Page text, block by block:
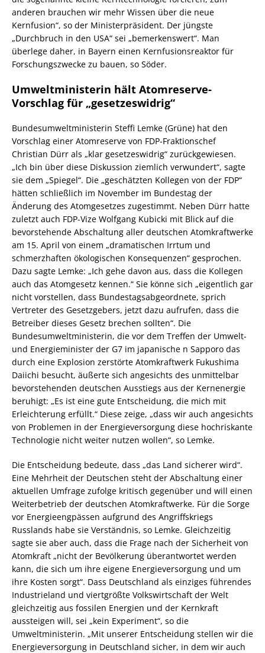
anderen brauchen wir mehr Wissen über die neue
Kernfusion“, so der Ministerpräsident. Der jüngste
„Durchbruch in den USA“ sei „bemerkenswert“. Man
überlege daher, in Bayern einen Kernfusionsreaktor für
Forschungszwecke zu bauen, so Söder.
Umweltministerin hält Atomreserve-
Vorschlag für „gesetzeswidrig“
Bundesumweltministerin Steffi Lemke (Grüne) hat den
Vorschlag einer Atomreserve von FDP-Fraktionschef
Christian Dürr als „klar gesetzeswidrig“ zurückgewiesen.
„Ich bin über diese Diskussion ziemlich verwundert“, sagte
sie dem „Spiegel“. Die „geschätzten Kollegen von der FDP“
hätten schließlich im November im Bundestag der
Änderung des Atomgesetzes zugestimmt. Neben Dürr hatte
zuletzt auch FDP-Vize Wolfgang Kubicki mit Blick auf die
bevorstehende Abschaltung aller deutschen Atomkraftwerke
am 15. April von einem „dramatischen Irrtum und
schmerzhaften ökologischen Konsequenzen“ gesprochen.
Dazu sagte Lemke: „Ich gehe davon aus, dass die Kollegen
auch das Atomgesetz kennen.“ Sie könne sich „eigentlich gar
nicht vorstellen, dass Bundestagsabgeordnete, sprich
Vertreter des Gesetzgebers, jetzt dazu aufrufen, dass die
Betreiber dieses Gesetz brechen sollten“. Die
Bundesumweltministerin, die vor dem Treffen der Umwelt-
und Energieminister der G7 im japanische n Sapporo das
durch eine Explosion zerstörte Atomkraftwerk Fukushima
Daiichi besucht, äußerte sich angesichts des unmittelbar
bevorstehenden deutschen Ausstiegs aus der Kernenergie
beruhigt: „Es ist eine gute Entscheidung, die mich mit
Erleichterung erfüllt.“ Diese zeige, „dass wir auch angesichts
von Problemen in der Energieversorgung diese hochriskante
Technologie nicht weiter nutzen wollen“, so Lemke.
Die Entscheidung bedeute, dass „das Land sicherer wird“.
Eine Mehrheit der Deutschen steht der Abschaltung einer
aktuellen Umfrage zufolge kritisch gegenüber und will einen
Weiterbetrieb der deutschen Atomkraftwerke. Für die Sorge
vor Energieengpässen aufgrund des Angriffskriegs
Russlands habe sie Verständnis, so Lemke. Gleichzeitig
sagte sie aber auch, dass die Frage nach der Sicherheit von
Atomkraft „nicht der Bevölkerung überantwortet werden
kann, die sich um ihre eigene Energieversorgung und um
ihre Kosten sorgt“. Dass Deutschland als einziges führendes
Industrieland und viertgrößte Volkswirtschaft der Welt
gleichzeitig aus fossilen Energien und der Kernkraft
aussteigen will, sei „kein Experiment“, so die
Umweltministerin. „Mit unserer Entscheidung stellen wir die
Energieversorgung in Deutschland sicher, in dem wir auch